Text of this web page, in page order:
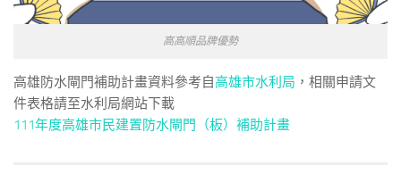
高高順品牌優勢
高雄防水閘門補助計畫資料參考自高雄市水利局 ，相關申請文
件表格請至水利局網站下載
111年度高雄市民建置防水閘門（板）補助計畫